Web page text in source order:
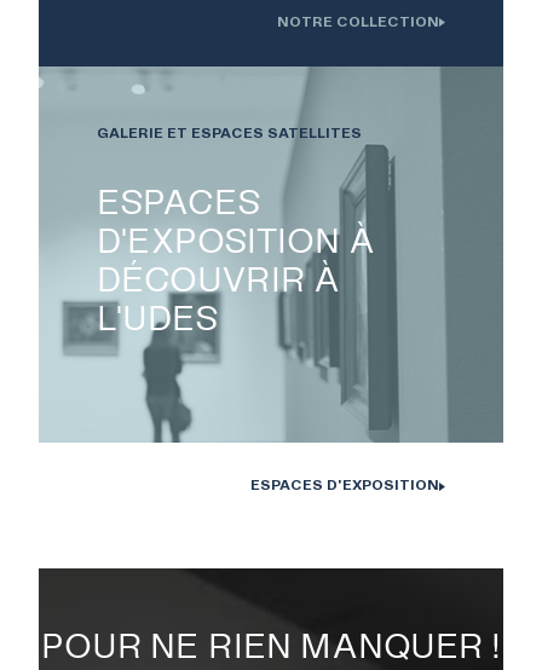
NOUS JOINDRE
CENTRE CULTUREL DE
L’UNIVERSITÉ DE
SHERBROOKE
Oeuvre installée devant l'Institution interdisciplinaire d'innovation
NOTRE COLLECTION
ESPACES
D'EXPOSITION À
DÉCOUVRIR À
L'UDES
GALERIE ET ESPACES SATELLITES
ESPACES D'EXPOSITION
POUR NE RIEN MANQUER !